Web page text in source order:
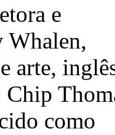
e
arte,
como